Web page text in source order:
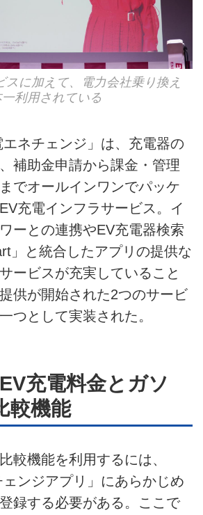
スに加えて、電力会社乗り換え
利用されている
ネチェンジ」は、充電器の
補助金申請から課金・管理
でオールインワンでパッケ
充電インフラサービス。イ
ーとの連携やEV充電器検索
」と統合したアプリの提供な
ービスが充実していること
供が開始された2つのサービ
つとして実装された。
充電料金とガソ
較機能
較機能を利用するには、
ェンジアプリ」にあらかじめ
録する必要がある。ここで